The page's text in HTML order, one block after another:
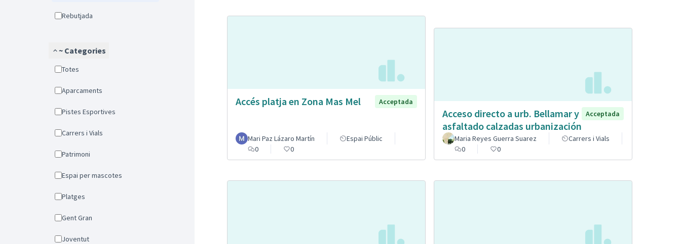
Rebutjada
~ Categories
Totes
Aparcaments
Pistes Esportives
Carrers i Vials
Patrimoni
Espai per mascotes
Platges
Gent Gran
Joventut
Accés platja en Zona Mas Mel Acceptada
Mari Paz Lázaro Martín
Espai Públic
0
0
Acceso directo a urb. Bellamar y
asfaltado calzadas urbanización
Acceptada
Maria Reyes Guerra Suarez
Carrers i Vials
0
0